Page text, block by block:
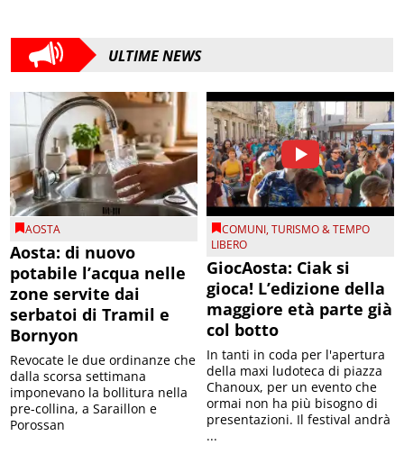
ULTIME NEWS
AOSTA
Aosta: di nuovo
potabile l’acqua nelle
zone servite dai
serbatoi di Tramil e
Bornyon
Revocate le due ordinanze che
dalla scorsa settimana
imponevano la bollitura nella
pre-collina, a Saraillon e
Porossan
COMUNI,TURISMO & TEMPO
LIBERO
GiocAosta: Ciak si
gioca! L’edizione della
maggiore età parte già
col botto
In tanti in coda per l'apertura
della maxi ludoteca di piazza
Chanoux, per un evento che
ormai non ha più bisogno di
presentazioni. Il festival andrà
...